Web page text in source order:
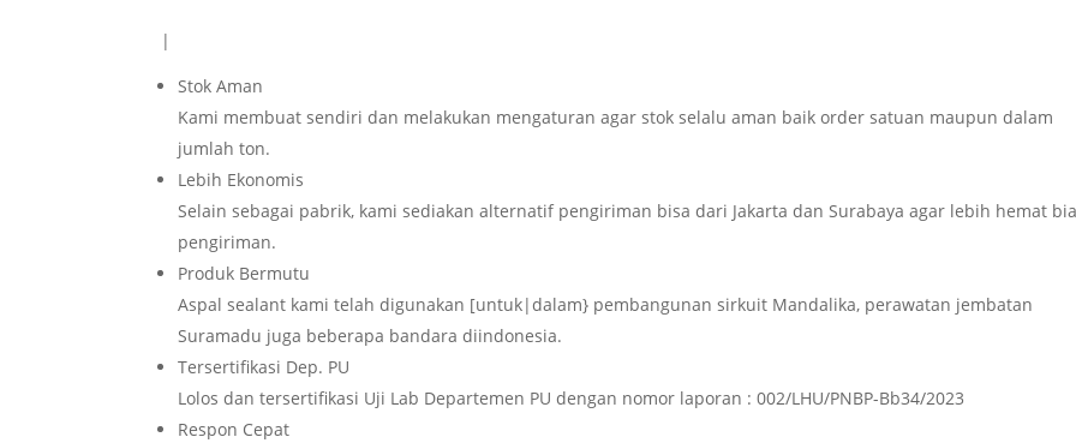
|
Stok Aman
Kami membuat sendiri dan melakukan mengaturan agar stok selalu aman baik order satuan maupun dalam
jumlah ton.
Lebih Ekonomis
Selain sebagai pabrik, kami sediakan alternatif pengiriman bisa dari Jakarta dan Surabaya agar lebih hemat
pengiriman.
Produk Bermutu
Aspal sealant kami telah digunakan [untuk|dalam} pembangunan sirkuit Mandalika, perawatan jembatan
Suramadu juga beberapa bandara diindonesia.
Tersertifikasi Dep. PU
Lolos dan tersertifikasi Uji Lab Departemen PU dengan nomor laporan : 002/LHU/PNBP-Bb34/2023
Respon Cepat